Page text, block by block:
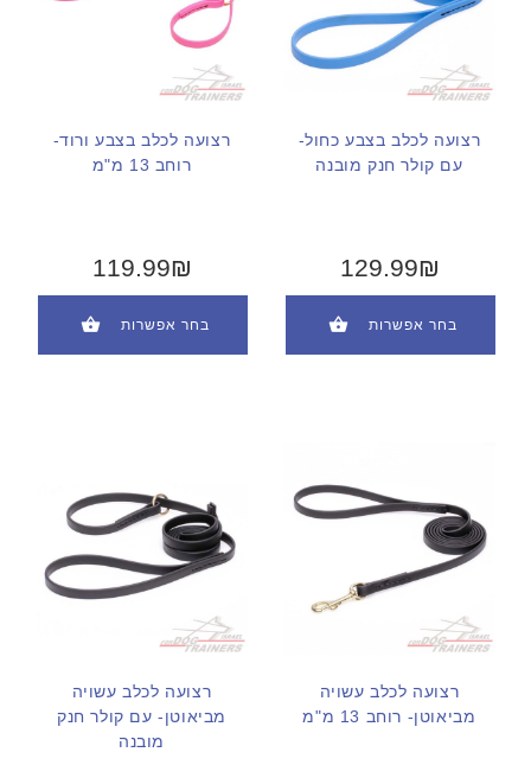
רצועה לכלב בצבע ורוד-
רוחב 13 מ"מ
119.99₪
בחר אפשרות
רצועה לכלב בצבע כחול-
עם קולר חנק מובנה
129.99₪
בחר אפשרות
רצועה לכלב עשויה
מביאוטן- עם קולר חנק
מובנה
רצועה לכלב עשויה
מביאוטן- רוחב 13 מ"מ